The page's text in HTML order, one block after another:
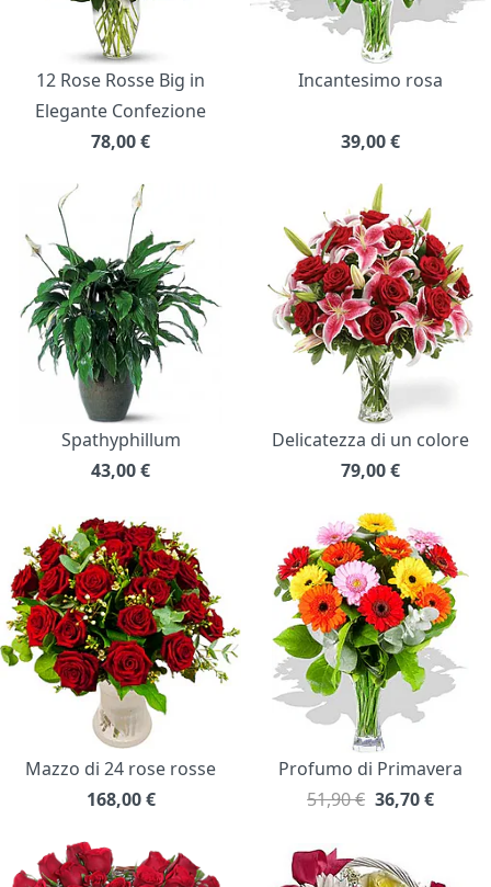
12 Rose Rosse Big in
Elegante Confezione
78,00€
Incantesimo rosa
39,00€
Spathyphillum
43,00€
Delicatezza di un colore
79,00€
Mazzo di 24 rose rosse
168,00 €
Profumo di Primavera
51,90 € 36,70€